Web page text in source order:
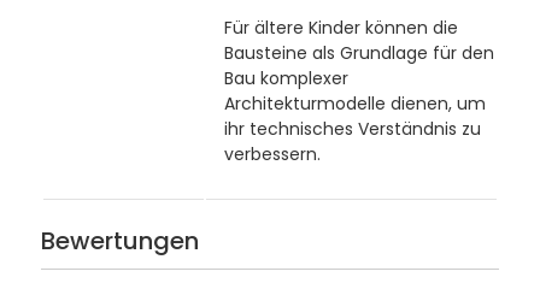
Für ältere Kinder können die
Bausteine als Grundlage für den
Bau komplexer
Architekturmodelle dienen, um
ihr technisches Verständnis zu
verbessern.
Bewertungen